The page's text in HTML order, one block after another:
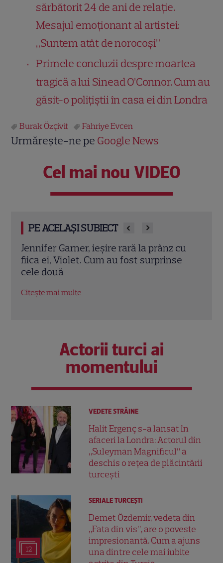
sărbătorit 24 de ani de relație.
Mesajul emoționant al artistei:
„Suntem atât de norocoși”
Primele concluzii despre moartea
tragică a lui Sinead O’Connor. Cum au
găsit-o polițiștii în casa ei din Londra
Burak Özçivit Fahriye Evcen
Urmărește-ne pe Google News
Cel mai nou VIDEO
PE ACELAȘI SUBIECT
Eren Kasikci, fost câștigător MasterChef
Turcia, a murit la 37 de ani. Bucătarul a
fost găsit fără viață în locuința sa
Citește mai multe
Actorii turci ai
momentului
VEDETE STRĂINE
Halit Ergenç s-a lansat în
afaceri la Londra: Actorul din
„Suleyman Magnificul” a
deschis o rețea de plăcintării
turcești
12
SERIALE TURCEŞTI
Demet Özdemir, vedeta din
„Fata din vis”, are o poveste
impresionantă. Cum a ajuns
una dintre cele mai iubite